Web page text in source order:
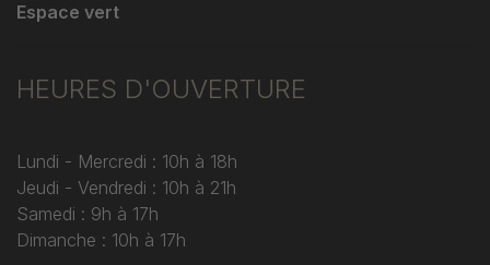
Espace vert
HEURES D'OUVERTURE
Lundi - Mercredi : 10h à 18h
Jeudi - Vendredi : 10h à 21h
Samedi : 9h à 17h
Dimanche : 10h à 17h